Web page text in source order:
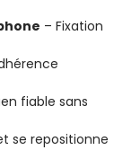
– Fixation
fiable sans
se repositionne
et
& Hub